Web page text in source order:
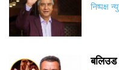
निष्पक्ष
बलिउड